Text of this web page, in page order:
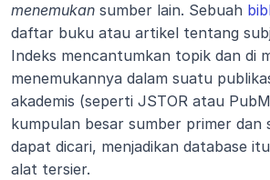
menemukan sumber lain. Sebuah
daftar buku atau artikel tentang
Indeks mencantumkan topik dan di
menemukannya dalam suatu
akademis (seperti JSTOR atau
kumpulan besar sumber primer dan
dapat dicari, menjadikan database
alat tersier.